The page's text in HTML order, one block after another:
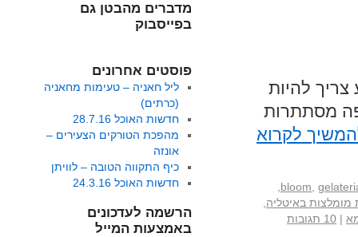
להיות
מסתתרות
לקרוא
bloom
מומלצות באיטליה
| 10 תגובות
מדברים מהבטן גם
בפייסבוק
פוסטים אחרונים
ליל חאניה – טעימות מחאניה
(כרתים)
חדשות האוכל 28.7.16
מהפכת הטורקים הצעירים –
אונזה
כיף התקווה הטובה – לוויתן
חדשות האוכל 24.3.16
הרשמה לעדכונים
באמצעות המייל